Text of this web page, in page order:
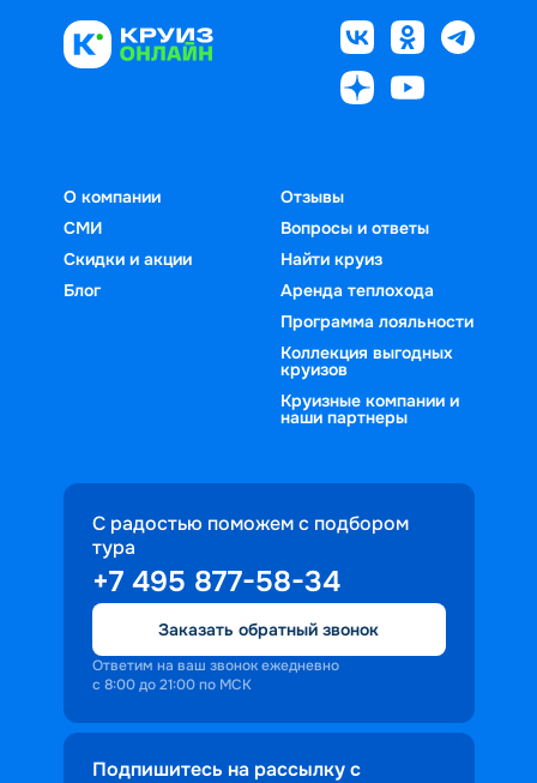
О компании
СМИ
Скидки и акции
Блог
Отзывы
Вопросы и ответы
Найти круиз
Аренда теплохода
Программа лояльности
Коллекция выгодных
круизов
Круизные компании и
наши партнеры
С радостью поможем с подбором
тура
+7 495 877-58-34
Заказать обратный звонок
Ответим на ваш звонок ежедневно
с 8:00 до 21:00 по МСК
Подпишитесь на рассылку с